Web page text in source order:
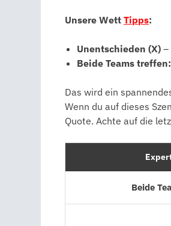
Unsere Wett Tipps:
Unentschieden (X) –
Beide Teams
Das wird ein
Wenn du auf dieses
Quote. Achte auf die
Beide